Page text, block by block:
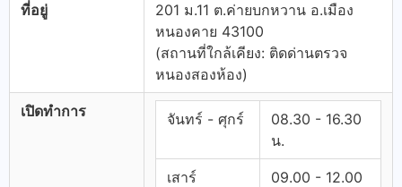
ที่อยู่
201 ม.11 ต.ค่ายบกหวาน อ.เมือง
หนองคาย 43100
(สถานที่ใกล้เคียง: ติดด่านตรวจ
หนองสองห้อง)
เปิดทำการ จันทร์ - ศุกร์
08.30 - 16.30
น.
เสาร์
09.00 - 12.00